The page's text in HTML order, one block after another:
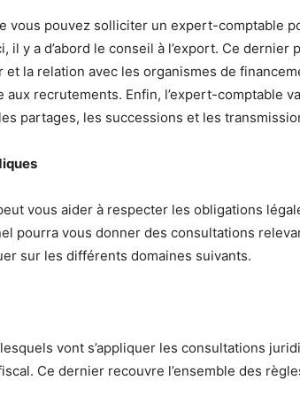
vous pouvez solliciter un expert-comptable
il y a d’abord le conseil à l’export. Ce dernier
et la relation avec les organismes de
aux recrutements. Enfin, l’expert-comptable
partages, les successions et les
vous aider à respecter les obligations
pourra vous donner des consultations
sur les différents domaines suivants.
vont s’appliquer les consultations
Ce dernier recouvre l’ensemble des